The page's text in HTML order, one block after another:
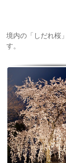
境内の「しだれ桜
す。